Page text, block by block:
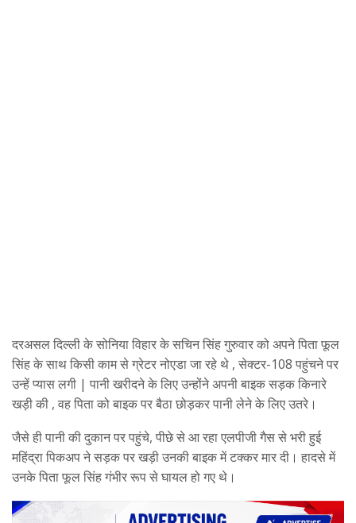
दरअसल दिल्ली के सोनिया विहार के सचिन सिंह गुरुवार को अपने पिता फूल
सिंह के साथ किसी काम से ग्रेटर नोएडा जा रहे थे , सेक्टर-108 पहुंचने पर
उन्हें प्यास लगी | पानी खरीदने के लिए उन्होंने अपनी बाइक सड़क किनारे
खड़ी की , वह पिता को बाइक पर बैठा छोड़कर पानी लेने के लिए उतरे।
जैसे ही पानी की दुकान पर पहुंचे, पीछे से आ रहा एलपीजी गैस से भरी हुई
महिंद्रा पिकअप ने सड़क पर खड़ी उनकी बाइक में टक्कर मार दी। हादसे में
उनके पिता फूल सिंह गंभीर रूप से घायल हो गए थे।